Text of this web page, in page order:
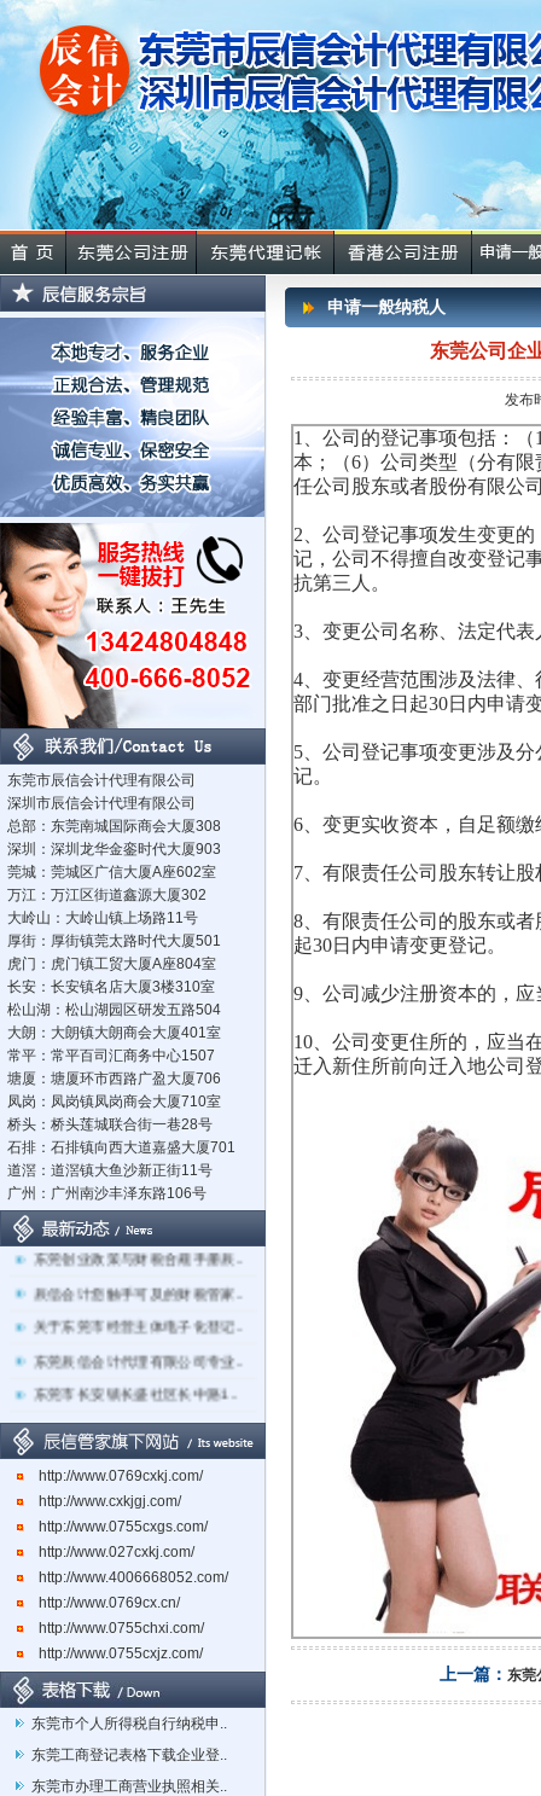
东莞市辰信会计代理有限公司
深圳市辰信会计代理有限公司
总部：东莞南城国际商会大厦308
深圳：深圳龙华金銮时代大厦903
莞城：莞城区广信大厦A座602室
万江：万江区街道鑫源大厦302
大岭山：大岭山镇上场路11号
厚街：厚街镇莞太路时代大厦501
虎门：虎门镇工贸大厦A座804室
长安：长安镇名店大厦3楼310室
松山湖：松山湖园区研发五路504
大朗：大朗镇大朗商会大厦401室
常平：常平百司汇商务中心1507
塘厦：塘厦环市西路广盈大厦706
凤岗：凤岗镇凤岗商会大厦710室
桥头：桥头莲城联合街一巷28号
石排：石排镇向西大道嘉盛大厦701
道滘：道滘镇大鱼沙新正街11号
广州：广州南沙丰泽东路106号
立足莞深，辐射湾区：东莞市辰..
东莞创业政策与财税合规手册辰..
辰信会计您触手可及的财税管家..
关于东莞市经营主体电子化登记..
东莞辰信会计代理有限公司专业..
东莞市长安镇长盛社区长中路1..
http://www.0769cxkj.com/
http://www.cxkjgj.com/
http://www.0755cxgs.com/
http://www.027cxkj.com/
http://www.4006668052.com/
http://www.0769cx.cn/
http://www.0755chxi.com/
http://www.0755cxjz.com/
东莞市个人所得税自行纳税申..
东莞工商登记表格下载企业登..
东莞市办理工商营业执照相关..
申请一般纳税人
东莞公司企
发布
1、 公司的登记事项包括：
本；（6）公司类型（分有
任公司股东或者股份有限公
2、 公司登记事项发生变更
记，公司不得擅自改变登记
抗第三人。
3、 变更公司名称、法定代
4、 变更经营范围涉及法律
部门批准之日起30日内申请
5、 公司登记事项变更涉及
记。
6、 变更实收资本，自足额
7、 有限责任公司股东转让
8、 有限责任公司的股东或
起30日内申请变更登记。
9、 公司减少注册资本的，
10、 公司变更住所的，应当
迁入新住所前向迁入地公司
上一篇： 东莞